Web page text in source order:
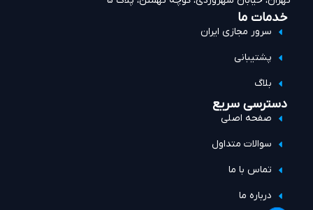
دسترسی سریع
صفحه اصلی
سوالات متداول
تماس با ما
درباره ما
خدمات ما
سرور مجازی ایران
پشتیبانی
بلاگ